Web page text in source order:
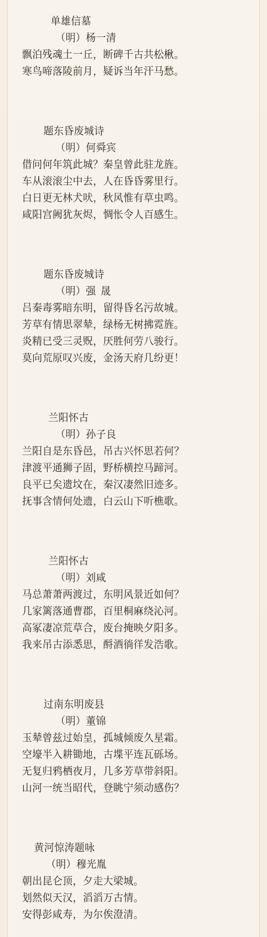
            单雄信墓
              （明）杨一清
飘泊残魂土一丘，断碑千古共松楸。
寒鸟啼落陵前月，疑诉当年汗马愁。
         题东昏废城诗
              （明）何舜宾
借问何年筑此城？秦皇曾此驻龙旌。
车从滚滚尘中去，人在昏昏雾里行。
白日更无林犬吠，秋风惟有草虫鸣。
咸阳宫阙犹灰烬，惆怅令人百感生。
         题东昏废城诗
              （明）强  晟
吕秦毒雾暗东明，留得昏名污故城。
芳草有情思翠辇，绿杨无树拂霓旌。
炎精已受三灵贶，厌胜何劳八骏行。
莫向荒原叹兴废，金汤天府几纷更！
           兰阳怀古
              （明）孙子良
兰阳自是东昏邑，吊古兴怀思若何？
津渡平通狮子固，野桥横控马蹄河。
良平已矣遗坟在，秦汉凄然旧迹多。
抚事含情何处遗，白云山下听樵歌。
           兰阳怀古
              （明）刘咸
马总萧萧两渡过，东明风景近如何？
几家篱落通曹郡，百里桐麻绕沁河。
高冢凄凉荒草合，废台掩映夕阳多。
我来吊古添悉思，酹酒徜徉发浩歌。
         过南东明废县
              （明）董锦
玉辇曾兹过始皇，孤城倾废久星霜。
空壕半入耕锄地，古堞平连瓦砾场。
无复归鸦栖夜月，几多芳草带斜阳。
山河一统当昭代，登眺宁须动感伤？
     黄河惊涛题咏
          （明）穆光胤
朝出昆仑顶，夕走大梁城。
划然似天汉，滔滔万古情。
安得彭咸寿，为尔俟澄清。